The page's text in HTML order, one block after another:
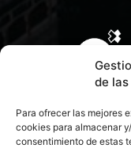
de
Para ofrecer las mejores
cookies para almacenar
consentimiento de estas